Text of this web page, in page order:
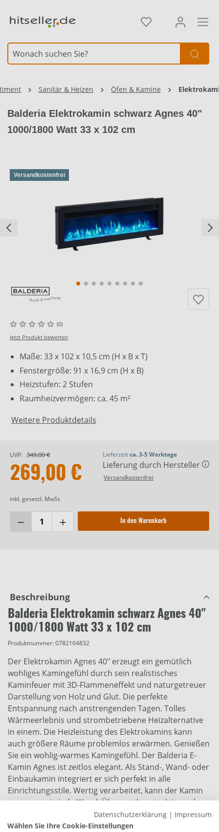
Sanitär & Heizen Öfen & Kamine
Balderia Elektrokamin schwarz Agnes 40"
1000/1800 Watt 33 x 102 cm
Versandkostenfrei
(0)
Jetzt Produkt bewerten
Maße: 33 x 102 x 10,5 cm (H x B x T)
Fenstergröße: 91 x 16,9 cm (H x B)
Heizstufen: 2 Stufen
Raumheizvermögen: ca. 45 m²
Weitere Produktdetails
269,00 €
UVP: 349,00 €
inkl. gesetzl. MwSt.
Lieferzeitca. 3-5 Werktage
Lieferung durch Hersteller
Versandkostenfrei
In den Warenkorb
Beschreibung
Balderia Elektrokamin schwarz Agnes 40"
1000/1800 Watt 33 x 102 cm
Produktnummer:0782164832
Der Elektrokamin Agnes 40" erzeugt ein gemütlich
wohliges Kamingefühl durch sein realistisches
Kaminfeuer mit 3D-Flammeneffekt und naturgetreuer
Darstellung von Holz und Glut. Die perfekte
Entspannung nach anstrengenden Tagen. Tolles
Wärmeerlebnis und strombetriebene Heizalternative
in einem. Die Heizleistung des Elektrokamins kann
auch größere Räume problemlos erwärmen. Genießen
Sie ein wohlig-warmes Kamingefühl. Der Balderia E-
Kamin Agnes ist zeitlos elegant. Als Stand-, Wand- oder
Einbaukamin integriert er sich perfekt in alle
Einrichtungsstile. Wertig verarbeitet, kann der Kamin
passgenau in jede Wand, Überputzkonstruktion oder
Media Wall eingearbeitet werden oder steht sicher auf
unterschiedlichen Untergründen.
Datenschutzerklärung | Impressum
Wählen Sie Ihre Cookie-Einstellungen